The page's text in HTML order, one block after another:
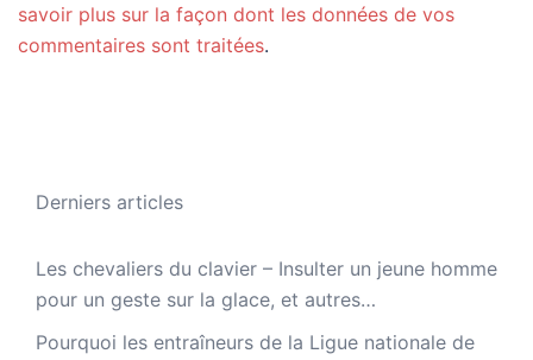
savoir plus sur la façon dont les données de vos
commentaires sont traitées.
Derniers articles
Les chevaliers du clavier – Insulter un jeune homme
pour un geste sur la glace, et autres…
Pourquoi les entraîneurs de la Ligue nationale de